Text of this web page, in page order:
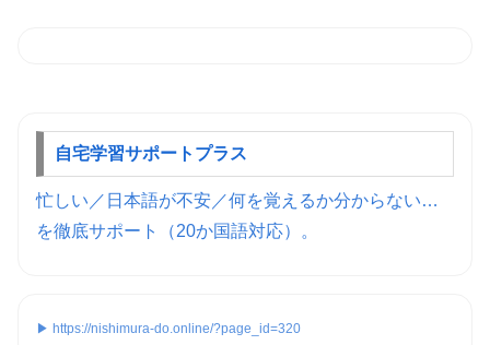
自宅学習サポートプラス
忙しい／日本語が不安／何を覚えるか分からない…
を徹底サポート（20か国語対応）。
▶ https://nishimura-do.online/?page_id=320